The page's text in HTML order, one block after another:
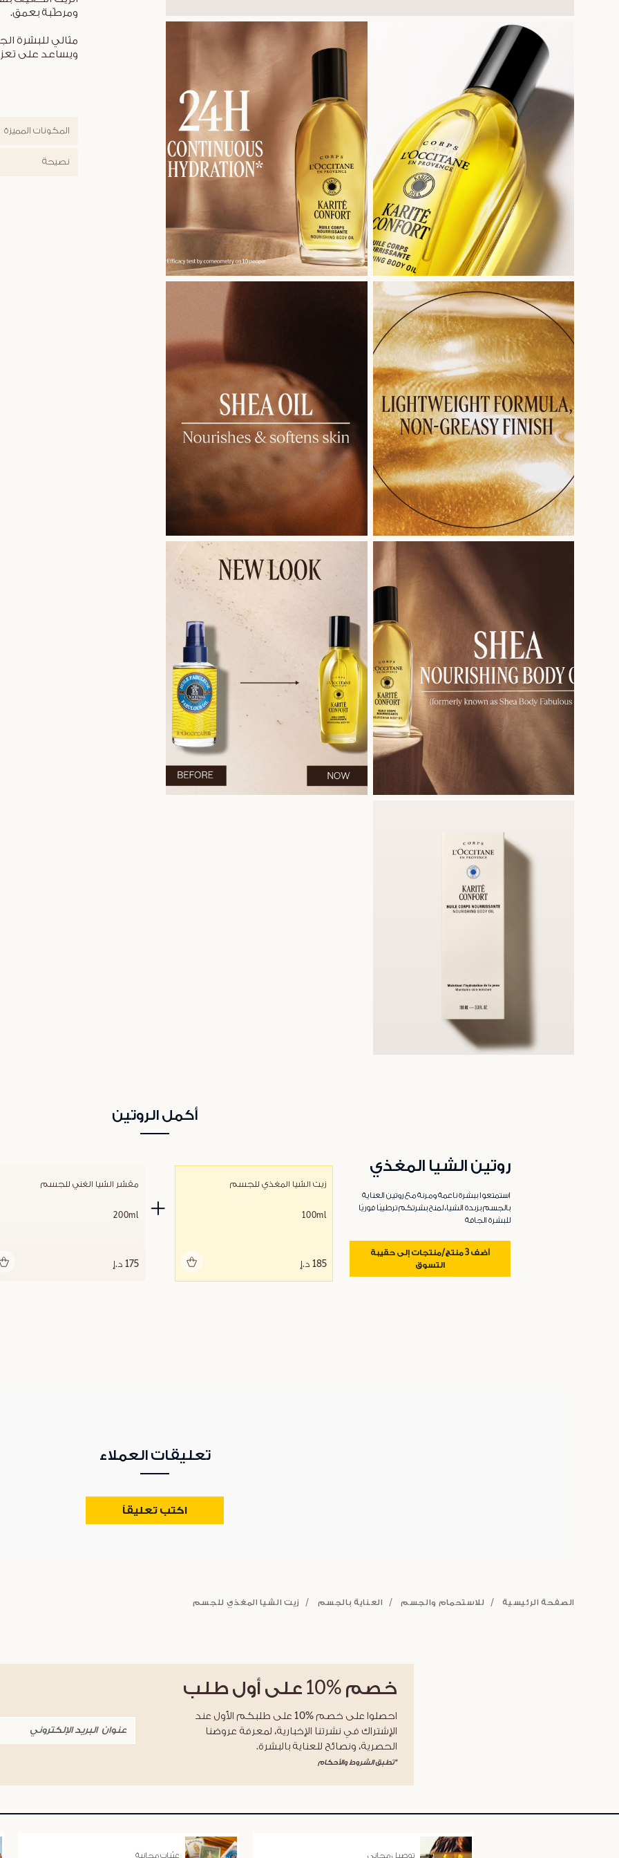
ومرطّبة بعمق.
مثالي للبشرة
ويساعد على
المكونات المميزة
نصيحة
أكمل الروتين
روتين الشيا المغذي
استمتعوا ببشرة ناعمة ومرنة مع روتين العناية
بالجسم بزبدة الشيا، لمنح بشرتكم ترطيبًا فوريًا
للبشرة الجافة
أضف 3 منتج/منتجات إلى حقيبة
التسوق
زيت الشيا المغذي للجسم
100ml
185 د.إ
مقشر الشيا الغني للجسم
200ml
175 د.إ
تعليقات العملاء
اكتب تعليقاً
الصفحة الرئيسية للاستحمام والجسم العناية بالجسم زيت الشيا المغذي للجسم
خصم %10 على أول طلب
احصلوا على خصم %10 على طلبكم الأول عند
الإشتراك في نشرتنا الإخبارية، لمعرفة عروضنا
الحصرية، ونصائح للعناية بالبشرة.
*تطبق الشروط والأحكام
توصيل مجاني عيّنات مجانية